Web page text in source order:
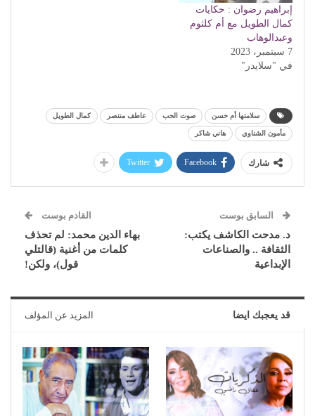
إبراهيم رضوان : حكايات
كمال الطويل مع أم كلثوم
وعبدالوهاب
7 سبتمبر، 2023
في "سلايدر"
سلامتها أم حسن صوت الحب عاطف منتصر كمال الطويل
مأمون الشناوي هاني شاكر
شارك Facebook
Twitter
السابق بوست
د. مدحت الكاشف يكتب:
الثقافة .. والصناعات
الإبداعية
القادم بوست
بهاء الدين محمد: لم تحذف
كلمات من أغنية (قالتلي
قول)، ولكن!
قد يعجبك ايضا المزيد عن المؤلف